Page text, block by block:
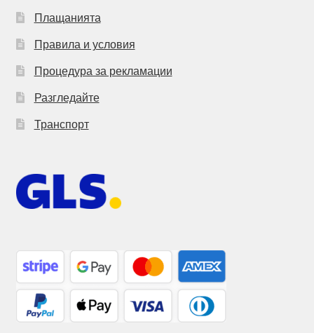
Плащанията
Правила и условия
Процедура за рекламации
Разгледайте
Транспорт